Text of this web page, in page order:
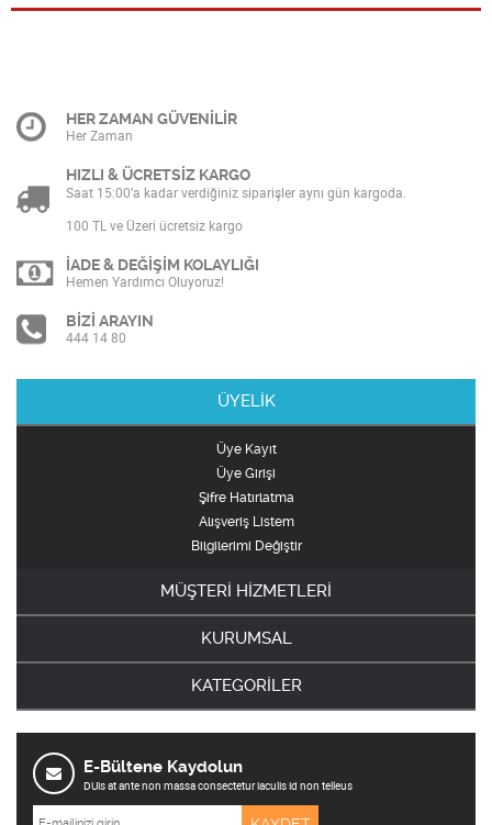
HER ZAMAN GÜVENİLİR
Her Zaman
HIZLI & ÜCRETSİZ KARGO
Saat 15:00’a kadar verdiğiniz siparişler aynı gün kargoda.
100 TL ve Üzeri ücretsiz kargo
İADE & DEĞİŞİM KOLAYLIĞI
Hemen Yardımcı Oluyoruz!
BİZİ ARAYIN
444 14 80
ÜYELİK
Üye Kayıt
Üye Girişi
Şifre Hatırlatma
Alışveriş Listem
Bilgilerimi Değiştir
MÜŞTERİ HİZMETLERİ
KURUMSAL
KATEGORİLER
E-Bültene Kaydolun
DUis at ante non massa consectetur iaculis id non telleus